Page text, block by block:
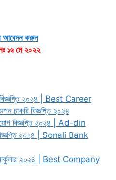
আবেদন করুন
১৬ মে ২০২২
বিজ্ঞপ্তি ২০২৪ | Best Career
চাকরি বিজ্ঞপ্তি ২০২৪
বিজ্ঞপ্তি ২০২৪ | Ad-din
বিজ্ঞপ্তি ২০২৪ | Sonali Bank
২০২৪ | Best Company